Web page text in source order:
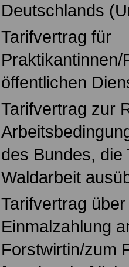
Deutschlands
Tarifvertrag für
öffentlichen
Tarifvertrag zur
des Bundes, die
Waldarbeit
Tarifvertrag
Einmalzahlung
Forstwirtin/zum